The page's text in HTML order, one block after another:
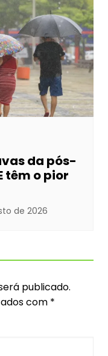
da pós-
têm o pior
de 2026
publicado.
com *